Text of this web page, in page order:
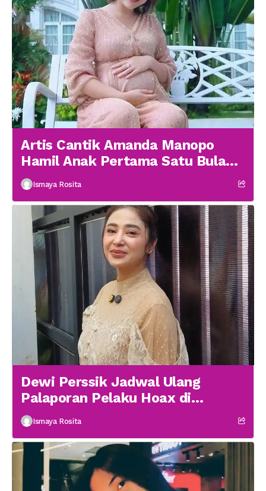
Artis Cantik Amanda Manopo
Hamil Anak Pertama Satu Bulan
menikah
Ismaya Rosita
Dewi Perssik Jadwal Ulang
Palaporan Pelaku Hoax di
Medsos
Ismaya Rosita